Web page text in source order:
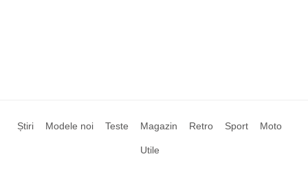
Știri Modele noi Teste Magazin Retro Sport Moto
Utile